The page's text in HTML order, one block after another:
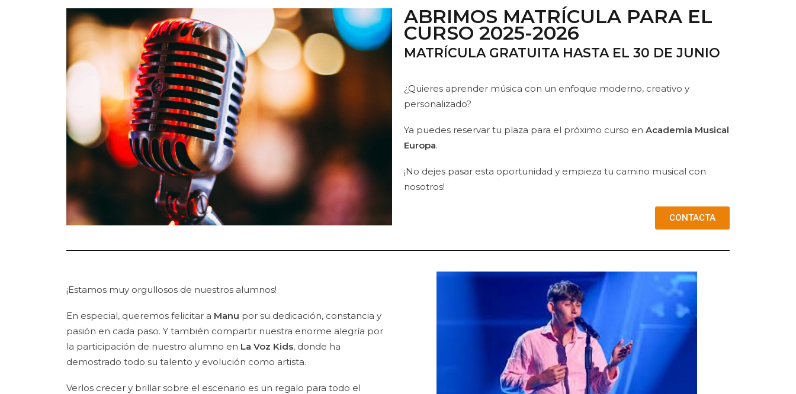
ABRIMOS MATRÍCULA PARA EL
CURSO 2025-2026
MATRÍCULA GRATUITA HASTA EL 30 DE JUNIO
¿Quieres aprender música con un enfoque moderno, creativo y
personalizado?
Ya puedes reservar tu plaza para el próximo curso en Academia Musical
Europa.
¡No dejes pasar esta oportunidad y empieza tu camino musical con
nosotros!
CONTACTA
¡Estamos muy orgullosos de nuestros alumnos!
En especial, queremos felicitar a Manu por su dedicación, constancia y
pasión en cada paso. Y también compartir nuestra enorme alegría por
la participación de nuestro alumno en La Voz Kids, donde ha
demostrado todo su talento y evolución como artista.
Verlos crecer y brillar sobre el escenario es un regalo para todo el